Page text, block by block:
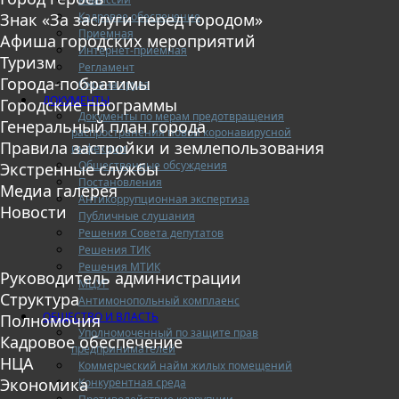
Кадровое обеспечение
Приемная
Интернет-приемная
Регламент
Охрана труда
ДОКУМЕНТЫ
Документы по мерам предотвращения
распространения новой коронавирусной
инфекции
Общественные обсуждения
Постановления
Антикоррупционная экспертиза
Публичные слушания
Решения Совета депутатов
Решения ТИК
Решения МТИК
МЦУР
Антимонопольный комплаенс
ОБЩЕСТВО И ВЛАСТЬ
Уполномоченный по защите прав
предпринимателей
Коммерческий найм жилых помещений
Конкурентная среда
Знак «За заслуги перед городом»
Афиша городских мероприятий
Туризм
Города-побратимы
Городские программы
Генеральный план города
Правила застройки и землепользования
Экстренные службы
Медиа галерея
Новости
Руководитель администрации
Структура
Полномочия
Кадровое обеспечение
НЦА
Экономика